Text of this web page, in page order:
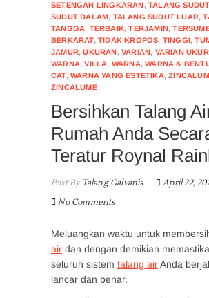
SETENGAH LINGKARAN,TALANG SUDUT
SUDUT DALAM, TALANG SUDUT LUAR,
TANGGA, TERBAIK,TERJAMIN,
BERKARAT,TIDAK KROPOS, TINGGI,
JAMUR,UKURAN,VARIAN, VARIAN
WARNA,VILLA, WARNA,WARNA &
CAT,WARNA YANG ESTETIKA,ZINCALUM
ZINCALUME
Bersihkan Talang
Rumah Anda
Teratur Roynal
Post ByTalang Galvanis
April 22,
No Comments
Meluangkan waktu untuk
air dan dengan demikian
seluruh sistem talang airAnda
lancar dan benar.